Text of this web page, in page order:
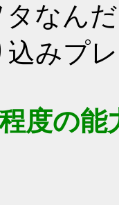
なん
みプ
度の能